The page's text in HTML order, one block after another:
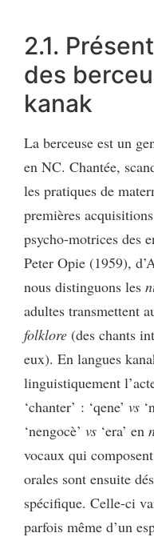
2.1.
des
kanak
La berceuse est un
en NC. Chantée,
les pratiques de
premières
psycho-motrices des
Peter Opie (1959),
nous distinguons les
adultes transmettent
folklore (des chants
eux). En langues
linguistiquement
‘chanter’ : ‘qene’ vs
‘nengocè’ vs ‘era’ en
vocaux qui
orales sont ensuite
spécifique. Celle-ci
parfois même d’un